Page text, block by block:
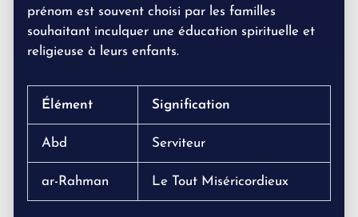
prénom est souvent choisi par les familles
souhaitant inculquer une éducation spirituelle et
religieuse à leurs enfants.
Élément Signification
Abd Serviteur
ar-Rahman Le Tout Miséricordieux